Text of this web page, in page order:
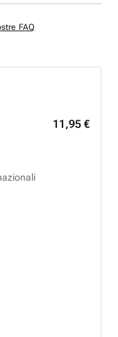
11,95 €
FAQ